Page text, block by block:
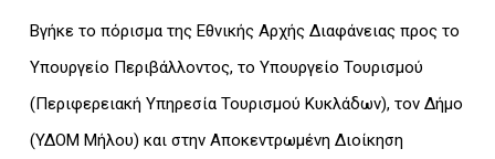
Βγήκε το πόρισμα της Εθνικής Αρχής Διαφάνειας προς το
Υπουργείο Περιβάλλοντος, το Υπουργείο Τουρισμού
(Περιφερειακή Υπηρεσία Τουρισμού Κυκλάδων), τον Δήμο
(ΥΔΟΜ Μήλου) και στην Αποκεντρωμένη Διοίκηση